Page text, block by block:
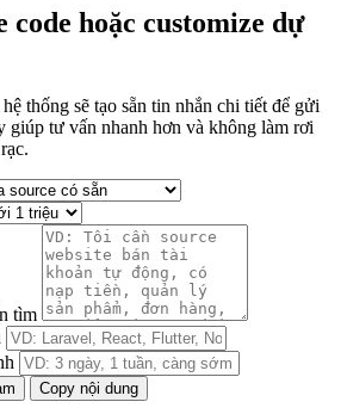
code hoặc customize dự
thống sẽ tạo sẵn tin nhắn chi tiết để gửi
giúp tư vấn nhanh hơn và không làm rơi
tìm
Copy nội dung